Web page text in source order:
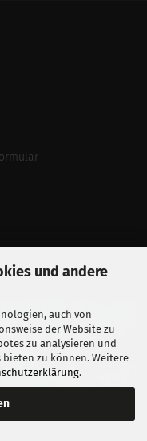
und andere
auch von
der Website zu
zu analysieren und
zu können. Weitere
.